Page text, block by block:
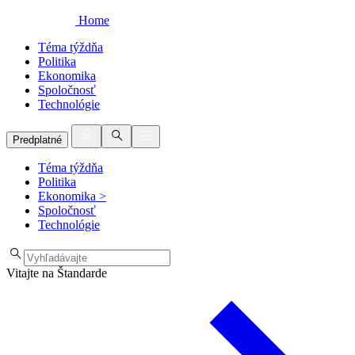
Home
Téma týždňa
Politika
Ekonomika
Spoločnosť
Technológie
Predplatné
Téma týždňa
Politika
Ekonomika >
Spoločnosť
Technológie
Vitajte na Štandarde